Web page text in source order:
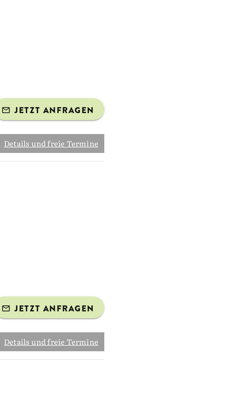
JETZT ANFRAGEN
Details und freie Termine
JETZT ANFRAGEN
Details und freie Termine